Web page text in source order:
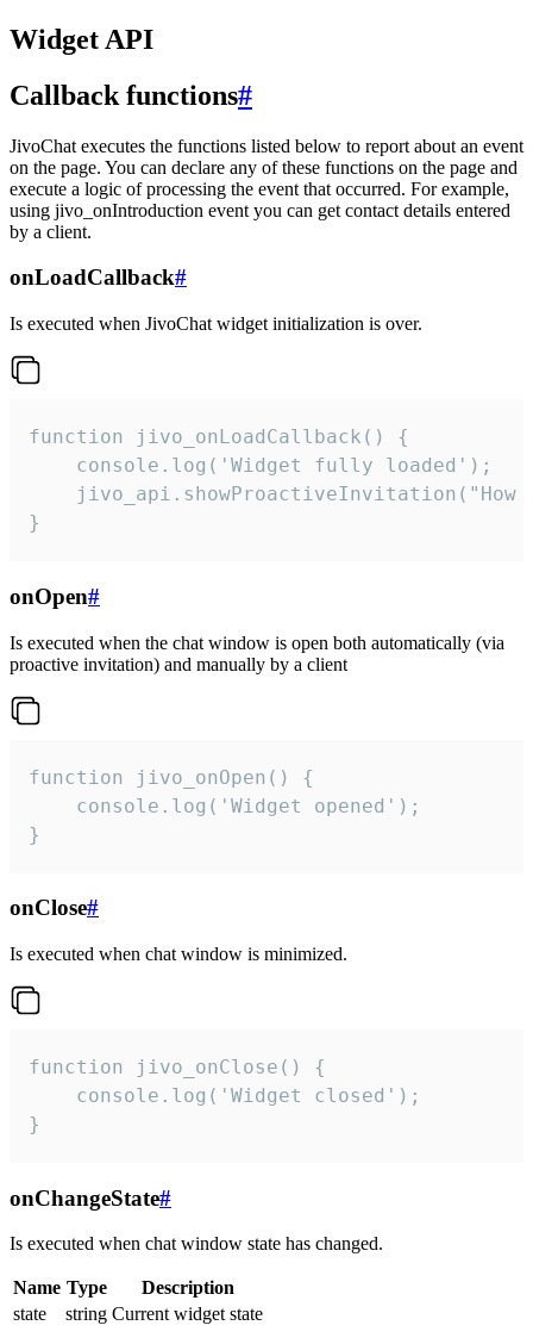
Widget API
Callback functions#
JivoChat executes the functions listed below to report about an event
on the page. You can declare any of these functions on the page and
execute a logic of processing the event that occurred. For example,
using jivo_onIntroduction event you can get contact details entered
by a client.
onLoadCallback#
Is executed when JivoChat widget initialization is over.
function jivo_onLoadCallback() {
    console.log('Widget fully loaded');
jivo_api.showProactiveInvitation("How
}
onOpen#
Is executed when the chat window is open both automatically (via
proactive invitation) and manually by a client
function jivo_onOpen() {
    console.log('Widget opened');
}
onClose#
Is executed when chat window is minimized.
function jivo_onClose() {
    console.log('Widget closed');
}
onChangeState#
Is executed when chat window state has changed.
Name Type
Description
state
string Current widget state